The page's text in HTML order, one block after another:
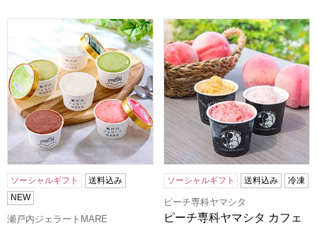
瀬戸内ジェラートMARE 人気ジェラート詰合せ 6個セット
ソーシャルギフト
送料込み
NEW
瀬戸内ジェラートMARE
ピーチ専科ヤマシタ カフェ
ソーシャルギフト 送料込み 冷凍
ピーチ専科ヤマシタ
ピーチ専科ヤマシタ カフェ